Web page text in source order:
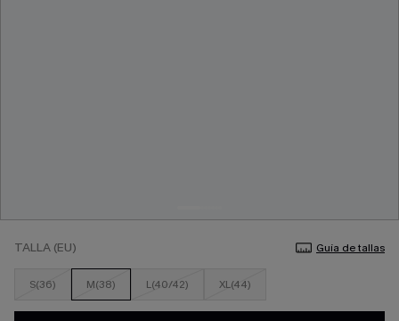
TALLA (EU) Guía de tallas
S(36) M(38) L(40/42) XL(44)